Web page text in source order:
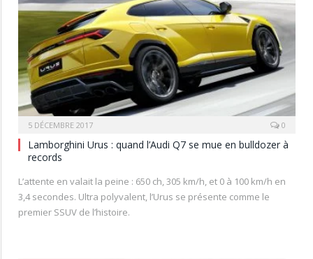
5 DÉCEMBRE 2017 0
Lamborghini Urus : quand l’Audi Q7 se mue en bulldozer à
records
L’attente en valait la peine : 650 ch, 305 km/h, et 0 à 100 km/h en
3,4 secondes. Ultra polyvalent, l’Urus se présente comme le
premier SSUV de l’histoire.